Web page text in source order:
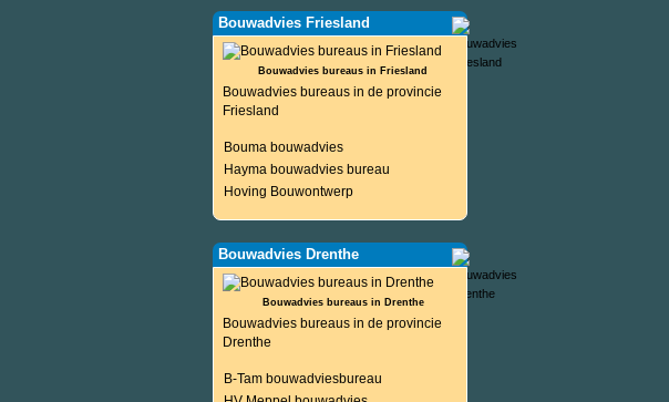
Bouwadvies Friesland
Bouwadvies bureaus in Friesland
Bouwadvies bureaus in de provincie
Friesland
Bouma bouwadvies
Hayma bouwadvies bureau
Hoving Bouwontwerp
Bouwadvies Drenthe
Bouwadvies bureaus in Drenthe
Bouwadvies bureaus in de provincie
Drenthe
B-Tam bouwadviesbureau